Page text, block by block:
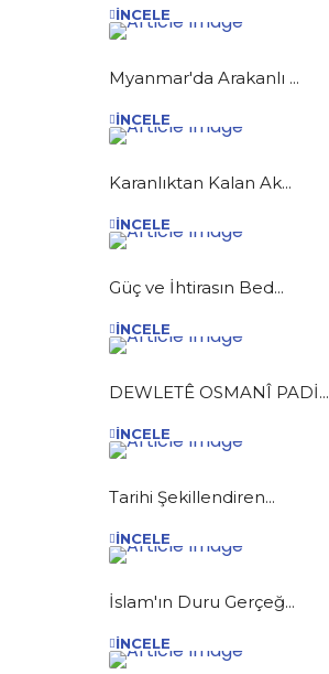
İNCELE
Myanmar'da Arakanlı ...
İNCELE
Karanlıktan Kalan Ak...
İNCELE
Güç ve İhtirasın Bed...
İNCELE
DEWLETÊ OSMANÎ PADİ...
İNCELE
Tarihi Şekillendiren...
İNCELE
İslam'ın Duru Gerçeğ...
İNCELE